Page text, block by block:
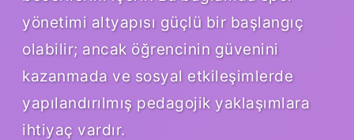
yönetimi altyapısı güçlü bir başlangıç
olabilir; ancak öğrencinin güvenini
kazanmada ve sosyal etkileşimlerde
yapılandırılmış pedagojik yaklaşımlara
ihtiyaç vardır.